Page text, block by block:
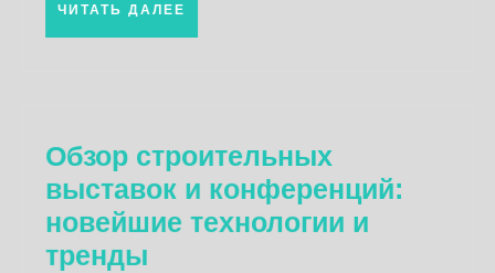
ЧИТАТЬ ДАЛЕЕ
Обзор строительных
выставок и конференций:
новейшие технологии и
тренды